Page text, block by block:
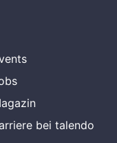
bei talendo